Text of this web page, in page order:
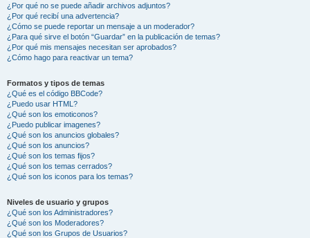
¿Por qué no se puede añadir archivos adjuntos?
¿Por qué recibí una advertencia?
¿Cómo se puede reportar un mensaje a un moderador?
¿Para qué sirve el botón “Guardar” en la publicación de temas?
¿Por qué mis mensajes necesitan ser aprobados?
¿Cómo hago para reactivar un tema?
Formatos y tipos de temas
¿Qué es el código BBCode?
¿Puedo usar HTML?
¿Qué son los emoticonos?
¿Puedo publicar imagenes?
¿Qué son los anuncios globales?
¿Qué son los anuncios?
¿Qué son los temas fijos?
¿Qué son los temas cerrados?
¿Qué son los iconos para los temas?
Niveles de usuario y grupos
¿Qué son los Administradores?
¿Qué son los Moderadores?
¿Qué son los Grupos de Usuarios?